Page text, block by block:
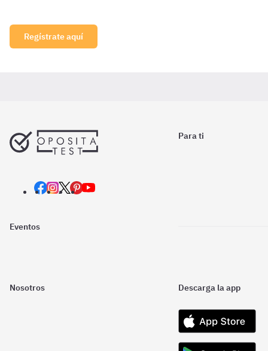
Regístrate aquí
Para ti
Eventos
Nosotros Descarga la app